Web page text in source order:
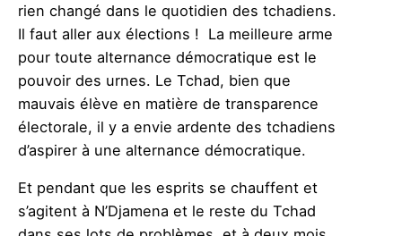
rien changé dans le quotidien des tchadiens.
Il faut aller aux élections ! La meilleure arme
pour toute alternance démocratique est le
pouvoir des urnes. Le Tchad, bien que
mauvais élève en matière de transparence
électorale, il y a envie ardente des tchadiens
d’aspirer à une alternance démocratique.
Et pendant que les esprits se chauffent et
s’agitent à N’Djamena et le reste du Tchad